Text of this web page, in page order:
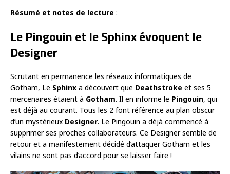
Résumé et notes de lecture :
Le Pingouin et le Sphinx évoquent le
Designer
Scrutant en permanence les réseaux informatiques de
Gotham, Le Sphinx a découvert que Deathstroke et ses 5
mercenaires étaient à Gotham. Il en informe le Pingouin, qui
est déjà au courant. Tous les 2 font référence au plan obscur
d’un mystérieux Designer. Le Pingouin a déjà commencé à
supprimer ses proches collaborateurs. Ce Designer semble de
retour et a manifestement décidé d’attaquer Gotham et les
vilains ne sont pas d’accord pour se laisser faire !